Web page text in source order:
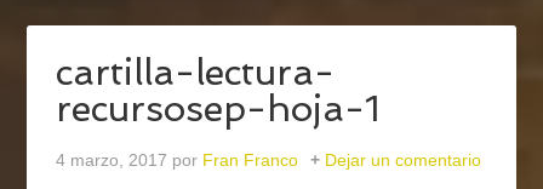
cartilla-lectura-
recursosep-hoja-1
4 marzo, 2017 por Fran Franco Dejar un comentario